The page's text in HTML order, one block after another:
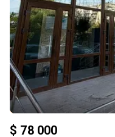
$ 78 000